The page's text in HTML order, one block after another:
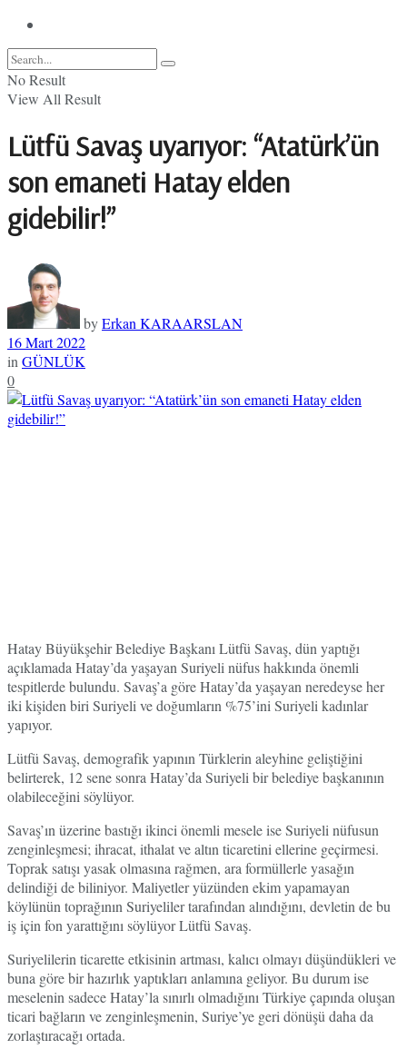
No Result
View All Result
Lütfü Savaş uyarıyor: “Atatürk’ün
son emaneti Hatay elden
gidebilir!”
byErkan KARAARSLAN
16 Mart 2022
in GÜNLÜK
0
Hatay Büyükşehir Belediye Başkanı Lütfü Savaş, dün yaptığı
açıklamada Hatay’da yaşayan Suriyeli nüfus hakkında önemli
tespitlerde bulundu. Savaş’a göre Hatay’da yaşayan neredeyse her
iki kişiden biri Suriyeli ve doğumların %75’ini Suriyeli kadınlar
yapıyor.
Lütfü Savaş, demografik yapının Türklerin aleyhine geliştiğini
belirterek, 12 sene sonra Hatay’da Suriyeli bir belediye başkanının
olabileceğini söylüyor.
Savaş’ın üzerine bastığı ikinci önemli mesele ise Suriyeli nüfusun
zenginleşmesi; ihracat, ithalat ve altın ticaretini ellerine geçirmesi.
Toprak satışı yasak olmasına rağmen, ara formüllerle yasağın
delindiği de biliniyor. Maliyetler yüzünden ekim yapamayan
köylünün toprağının Suriyeliler tarafından alındığını, devletin de bu
iş için fon yarattığını söylüyor Lütfü Savaş.
Suriyelilerin ticarette etkisinin artması, kalıcı olmayı düşündükleri ve
buna göre bir hazırlık yaptıkları anlamına geliyor. Bu durum ise
meselenin sadece Hatay’la sınırlı olmadığını Türkiye çapında oluşan
ticari bağların ve zenginleşmenin, Suriye’ye geri dönüşü daha da
zorlaştıracağı ortada.